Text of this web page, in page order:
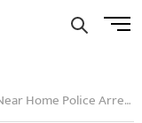
Menu
Home Police Arrested